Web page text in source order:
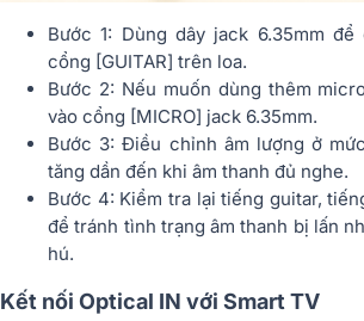
Bước 1: Dùng dây jack 6.35mm
cổng [GUITAR] trên loa.
Bước 2: Nếu muốn dùng thêm
vào cổng [MICRO] jack 6.35mm.
Bước 3: Điều chỉnh âm lượng ở
tăng dần đến khi âm thanh đủ nghe.
Bước 4: Kiểm tra lại tiếng guitar,
để tránh tình trạng âm thanh bị lấn
hú.
Kết nối Optical IN với Smart TV